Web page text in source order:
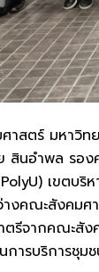
สตร์ มหาวิ
สินอำพล รอ
เขตบริ
างคณะสังค
จากคณะสัง
การบริการ